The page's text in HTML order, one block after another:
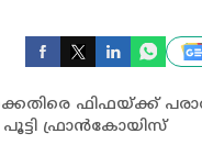
ഫിഫയ്ക്ക്
ഫ്രാൻകോയിസ്